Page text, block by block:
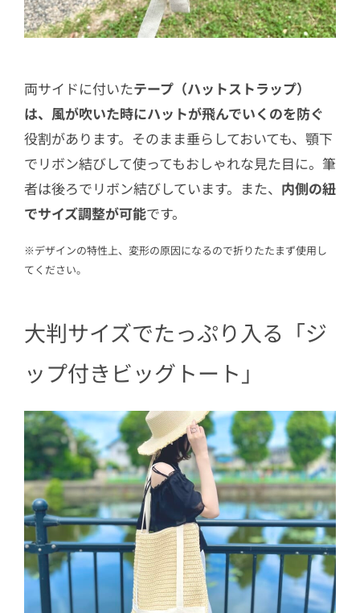
両サイドに付いたテープ（ハットストラップ）
は、風が吹いた時にハットが飛んでいくのを防ぐ
役割があります。そのまま垂らしておいても、顎下
でリボン結びして使ってもおしゃれな見た目に。筆
者は後ろでリボン結びしています。また、 内側の紐
でサイズ調整が可能です。
※デザインの特性上、変形の原因になるので折りたたまず使用し
てください。
大判サイズでたっぷり入る「ジ
ップ付きビッグトート」